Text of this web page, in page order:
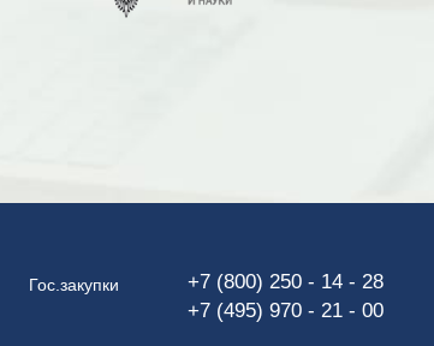
Гос.закупки
+7 (800) 250 - 14 - 28
+7 (495) 970 - 21 - 00